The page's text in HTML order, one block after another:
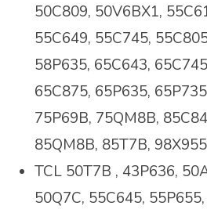
50C809, 50V6BX1,
55C649, 55C745,
58P635, 65C643,
65C875, 65P635,
75P69B, 75QM8B,
85QM8B, 85T7B,
TCL 50T7B , 43P636,
50Q7C, 55C645,